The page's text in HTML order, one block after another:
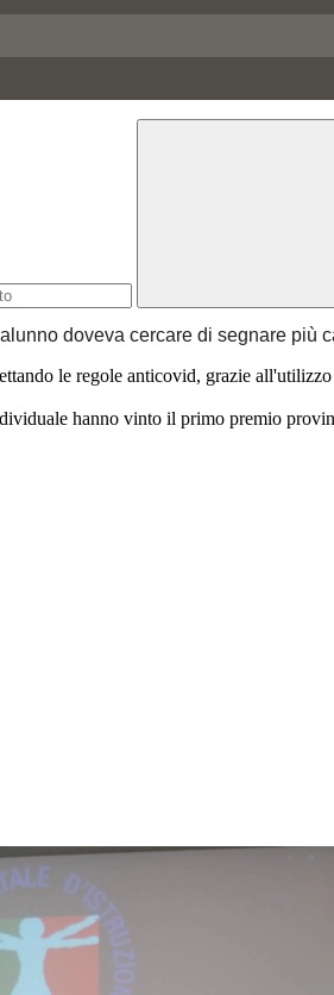
doveva cercare di segnare più
le regole anticovid, grazie
hanno vinto il primo premio